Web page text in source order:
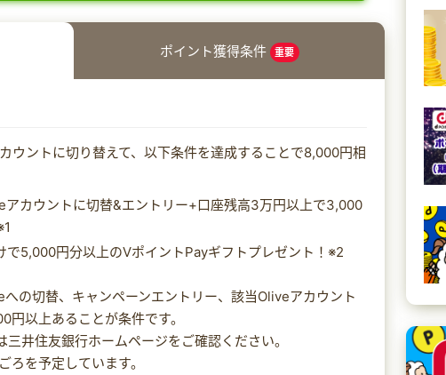
ポイント獲得条件 重要
ウントに切り替えて、以下条件を達成することで8,000円相
アカウントに切替&エントリー+口座残高3万円以上で3,000
で5,000円分以上のVポイントPayギフトプレゼント！※2
の切替、キャンペーンエントリー、該当Oliveアカウント
以上あることが条件です。
井住友銀行ホームページをご確認ください。
ろを予定しています。